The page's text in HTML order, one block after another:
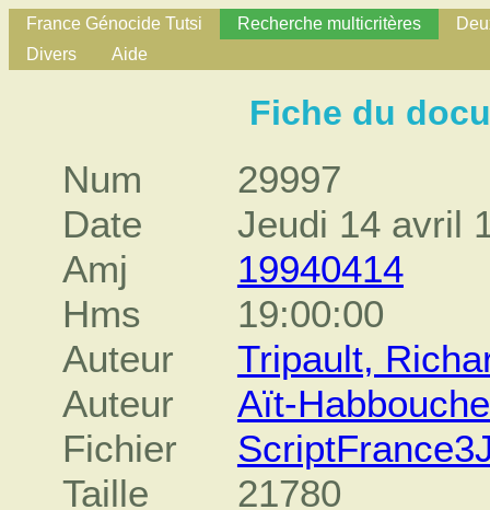
France Génocide Tutsi Recherche multicritères
Divers
Aide
Fiche du
Num
29997
Date
Jeudi 14 avril
Amj
19940414
Hms
19:00:00
Auteur
Tripault,
Auteur
Aït-
Fichier
Taille
21780